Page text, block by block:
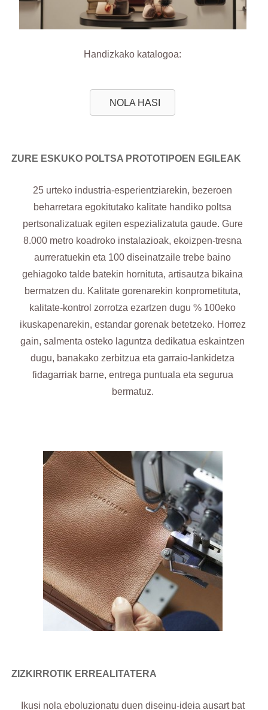
Handizkako katalogoa:
NOLA HASI
ZURE ESKUKO POLTSA PROTOTIPOEN EGILEAK
25 urteko industria-esperientziarekin, bezeroen
beharretara egokitutako kalitate handiko poltsa
pertsonalizatuak egiten espezializatuta gaude. Gure
8.000 metro koadroko instalazioak, ekoizpen-tresna
aurreratuekin eta 100 diseinatzaile trebe baino
gehiagoko talde batekin hornituta, artisautza bikaina
bermatzen du. Kalitate gorenarekin konprometituta,
kalitate-kontrol zorrotza ezartzen dugu % 100eko
ikuskapenarekin, estandar gorenak betetzeko. Horrez
gain, salmenta osteko laguntza dedikatua eskaintzen
dugu, banakako zerbitzua eta garraio-lankidetza
fidagarriak barne, entrega puntuala eta segurua
bermatuz.
ZIZKIRROTIK ERREALITATERA
Ikusi nola eboluzionatu duen diseinu-ideia ausart bat